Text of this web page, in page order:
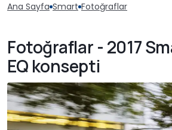
Ana Sayfa Smart Fotoğraflar
Fotoğraflar - 2017
EQ konsepti